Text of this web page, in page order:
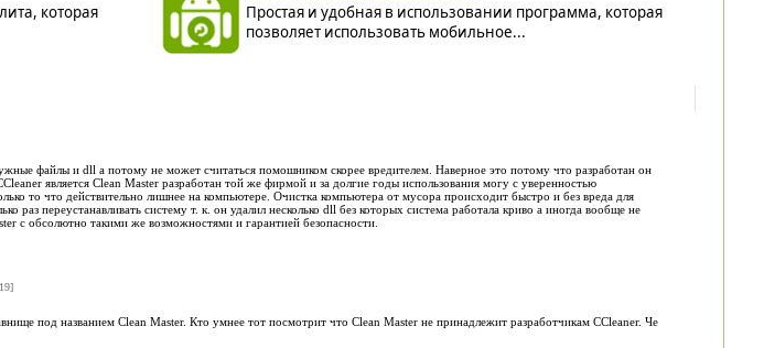
которая
Простая и удобная в использовании программа, которая
позволяет использовать мобильное...
файлы и dll а потому не может считаться помошником скорее вредителем. Наверное это потому что разработан он
является Clean Master разработан той же фирмой и за долгие годы использования могу с уверенностью
то что действительно лишнее на компьютере. Очистка компьютера от мусора происходит быстро и без вреда для
раз переустанавливать систему т. к. он удалил несколько dll без которых система работала криво а иногда вообще не
с обсолютно такими же возможностями и гарантией безопасности.
под названием Clean Master. Кто умнее тот посмотрит что Clean Master не принадлежит разработчикам CCleaner. Че